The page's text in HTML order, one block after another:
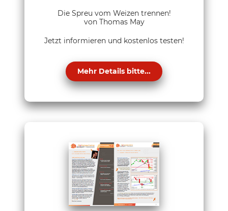
Die Spreu vom Weizen trennen!
von Thomas May
Jetzt informieren und kostenlos testen!
Mehr Details bitte...